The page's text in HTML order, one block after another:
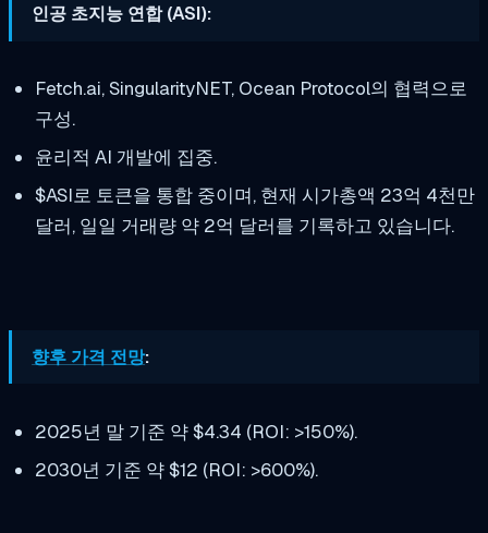
인공 초지능 연합 (ASI):
Fetch.ai, SingularityNET, Ocean Protocol의 협력으로
구성.
윤리적 AI 개발에 집중.
$ASI로 토큰을 통합 중이며, 현재 시가총액 23억 4천만
달러, 일일 거래량 약 2억 달러를 기록하고 있습니다.
향후 가격 전망:
2025년 말 기준 약 $4.34 (ROI: >150%).
2030년 기준 약 $12 (ROI: >600%).